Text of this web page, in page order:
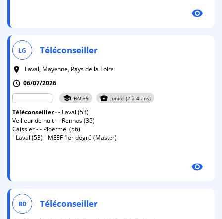
visibility
LG Téléconseiller
room
Laval, Mayenne, Pays de la Loire
schedule 06/07/2026
school BAC+5 business_center Junior (2 à 4 ans)
Téléconseiller- - Laval (53)
Veilleur de nuit - - Rennes (35)
Caissier - - Ploërmel (56)
- Laval (53) - MEEF 1er degré (Master)
visibility
BD Téléconseiller